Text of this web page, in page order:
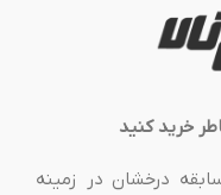
خرید کنید
درخشان در زمینه